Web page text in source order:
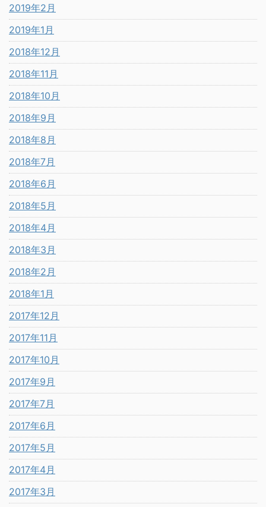
2019年2月
2019年1月
2018年12月
2018年11月
2018年10月
2018年9月
2018年8月
2018年7月
2018年6月
2018年5月
2018年4月
2018年3月
2018年2月
2018年1月
2017年12月
2017年11月
2017年10月
2017年9月
2017年7月
2017年6月
2017年5月
2017年4月
2017年3月